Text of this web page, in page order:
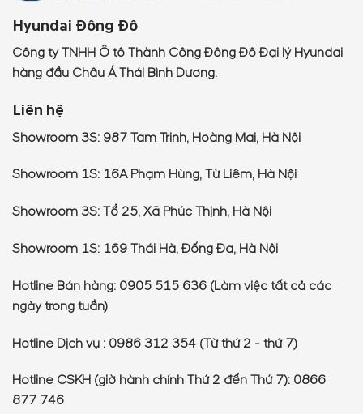
Hyundai Đông Đô
Công ty TNHH Ô tô Thành Công Đông Đô Đại lý Hyundai
hàng đầu Châu Á Thái Bình Dương.
Liên hệ
Showroom 3S: 987 Tam Trinh, Hoàng Mai, Hà Nội
Showroom 1S: 16A Phạm Hùng, Từ Liêm, Hà Nội
Showroom 3S: Tổ 25, Xã Phúc Thịnh, Hà Nội
Showroom 1S: 169 Thái Hà, Đống Đa, Hà Nội
Hotline Bán hàng: 0905 515 636 (Làm việc tất cả các
ngày trong tuần)
Hotline Dịch vụ : 0986 312 354 (Từ thứ 2 - thứ 7)
Hotline CSKH (giờ hành chính Thứ 2 đến Thứ 7): 0866
877 746